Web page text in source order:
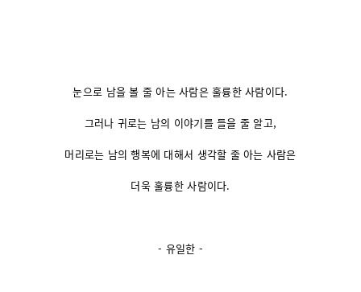
눈으로 남을 볼 줄 아는 사람은 훌륭한 사람이다.
그러나 귀로는 남의 이야기를 들을 줄 알고,
머리로는 남의 행복에 대해서 생각할 줄 아는 사람은
더욱 훌륭한 사람이다.
- 유일한 -